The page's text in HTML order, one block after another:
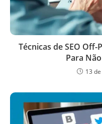
Técnicas de SEO
Para
13